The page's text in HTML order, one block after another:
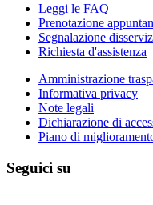
Leggi le FAQ
Prenotazione
Segnalazione
Richiesta d'assistenza
Amministrazione
Informativa privacy
Note legali
Dichiarazione di
Piano di
Seguici su